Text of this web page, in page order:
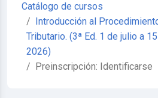
Catálogo de cursos
Introducción al
Tributario. (3ª Ed. 1 de julio a
2026)
Preinscripción: Identificarse